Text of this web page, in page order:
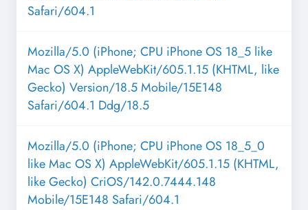
Safari/604.1
Mozilla/5.0 (iPhone; CPU iPhone OS 18_5 like
Mac OS X) AppleWebKit/605.1.15 (KHTML, like
Gecko) Version/18.5 Mobile/15E148
Safari/604.1 Ddg/18.5
Mozilla/5.0 (iPhone; CPU iPhone OS 18_5_0
like Mac OS X) AppleWebKit/605.1.15 (KHTML,
like Gecko) CriOS/142.0.7444.148
Mobile/15E148 Safari/604.1